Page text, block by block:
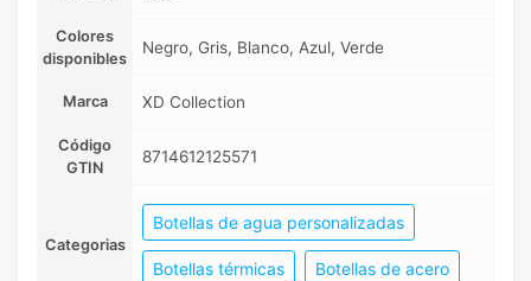
Colores
disponibles
Negro, Gris, Blanco, Azul, Verde
Marca XD Collection
Código
GTIN
8714612125571
Categorias
Botellas de agua personalizadas
Botellas térmicas Botellas de acero